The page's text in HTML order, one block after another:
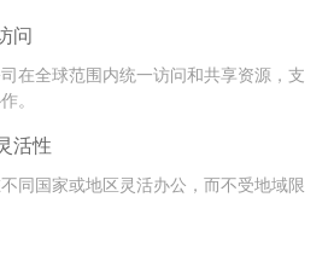
问
在全球范围内统一访问和共享资源，支
。
活性
同国家或地区灵活办公，而不受地域限